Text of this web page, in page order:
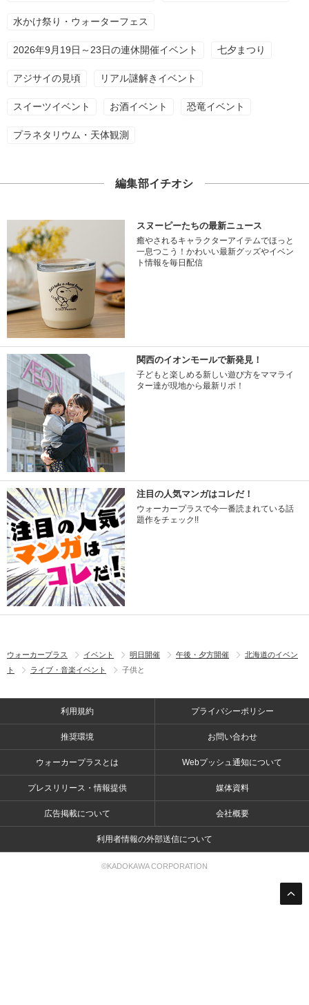
水かけ祭り・ウォーターフェス
2026年9月19日～23日の連休開催イベント 七夕まつり
アジサイの見頃 リアル謎解きイベント
スイーツイベント お酒イベント 恐竜イベント
プラネタリウム・天体観測
編集部イチオシ
スヌーピーたちの最新ニュース
癒やされるキャラクターアイテムでほっと
一息つこう！かわいい最新グッズやイベン
ト情報を毎日配信
関西のイオンモールで新発見！
子どもと楽しめる新しい遊び方をママライ
ター達が現地から最新リポ！
注目の人気マンガはコレだ！
ウォーカープラスで今一番読まれている話
題作をチェック!!
ウォーカープラス イベント 明日開催 午後・夕方開催
北海道のイベン
ト
ライブ・音楽イベント 子供と
利用規約 プライバシーポリシー
推奨環境 お問い合わせ
ウォーカープラスとは Webプッシュ通知について
プレスリリース・情報提供 媒体資料
広告掲載について 会社概要
利用者情報の外部送信について
©KADOKAWA CORPORATION